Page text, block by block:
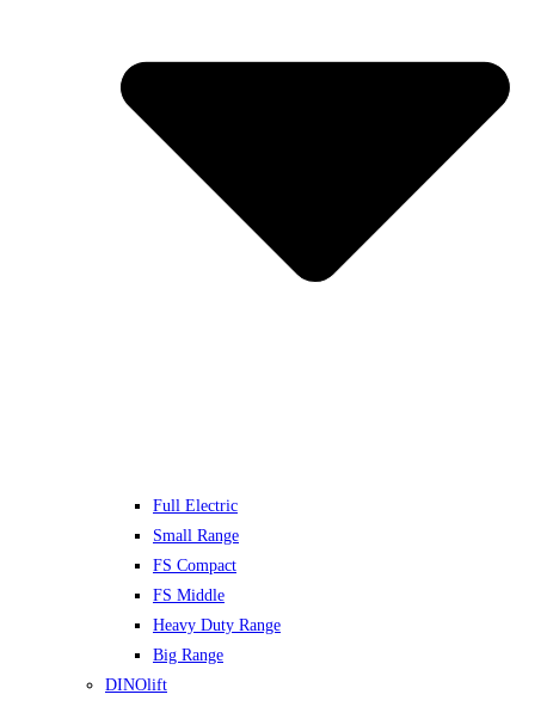
Full Electric
Small Range
FS Compact
FS Middle
Heavy Duty Range
Big Range
DINOlift